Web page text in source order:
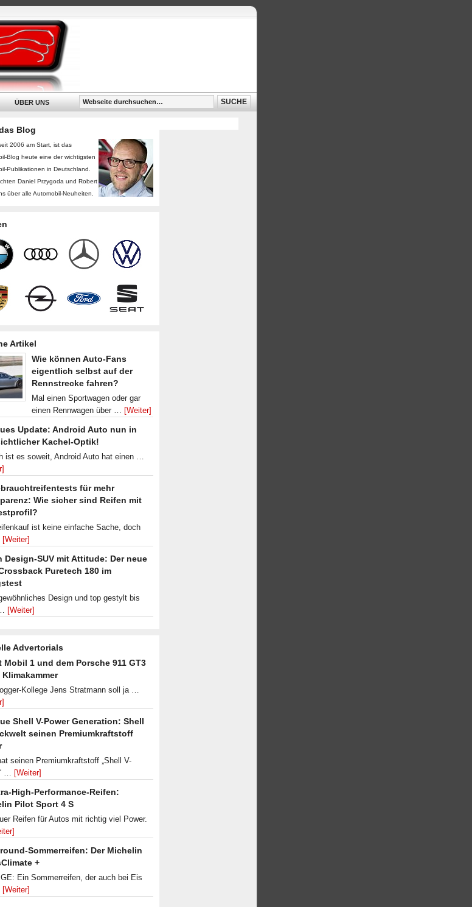
ÜBER UNS
Blog
2006 am Start, ist das
Blog heute eine der wichtigsten
Publikationen in Deutschland.
Daniel Przygoda und Robert
über alle Automobil-Neuheiten.
Artikel
Wie können Auto-Fans
eigentlich selbst auf der
Rennstrecke fahren?
Mal einen Sportwagen oder gar
einen Rennwagen über … [Weiter]
Update: Android Auto nun in
Kachel-Optik!
ist es soweit, Android Auto hat einen …
für mehr
Wie sicher sind Reifen mit
ist keine einfache Sache, doch
[Weiter]
Design-SUV mit Attitude: Der neue
Puretech 180 im
Design und top gestylt bis
[Weiter]
Advertorials
Mobil 1 und dem Porsche 911 GT3
Kollege Jens Stratmann soll ja …
Shell V-Power Generation: Shell
seinen Premiumkraftstoff
seinen Premiumkraftstoff „Shell V-
… [Weiter]
High-Performance-Reifen:
Pilot Sport 4 S
Reifen für Autos mit richtig viel Power.
Sommerreifen: Der Michelin
+
Ein Sommerreifen, der auch bei Eis
[Weiter]